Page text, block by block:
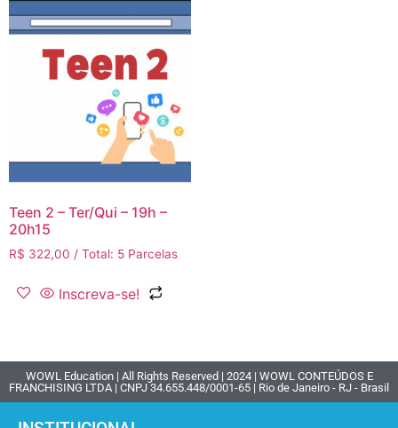
Teen 2 – Ter/Qui – 19h –
20h15
R$ 322,00 / Total: 5 Parcelas
Inscreva-se!
WOWL Education | All Rights Reserved | 2024 | WOWL CONTEÚDOS E
FRANCHISING LTDA | CNPJ 34.655.448/0001-65 | Rio de Janeiro - RJ - Brasil